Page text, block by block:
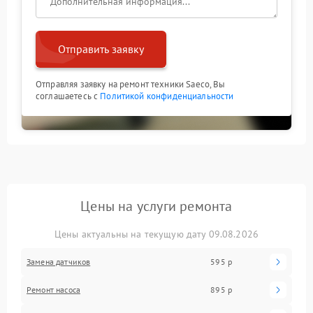
Отправить заявку
Отправляя заявку на ремонт техники Saeco, Вы
соглашаетесь с Политикой конфиденциальности
Цены на услуги ремонта
Цены актуальны на текущую дату 09.08.2026
Замена датчиков 595 р
Ремонт насоса 895 р